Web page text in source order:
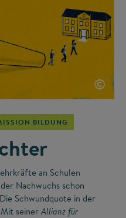
©
BILDUNG
an Schulen
Nachwuchs schon
Schwundquote in der
seinerAllianz für